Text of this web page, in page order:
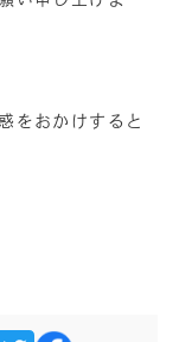
をおかけすると